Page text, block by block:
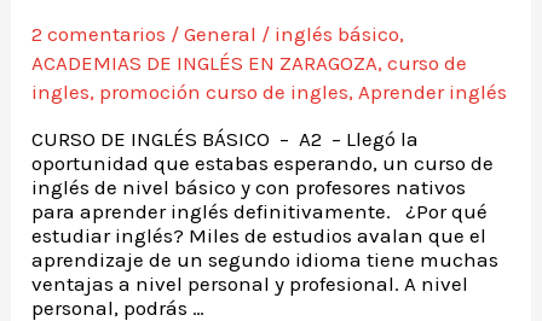
2 comentarios /General / inglés básico,
ACADEMIAS DE INGLÉS EN ZARAGOZA,curso de
ingles, promoción curso de ingles, Aprender inglés
CURSO DE INGLÉS BÁSICO – A2 – Llegó la
oportunidad que estabas esperando, un curso de
inglés de nivel básico y con profesores nativos
para aprender inglés definitivamente. ¿Por qué
estudiar inglés? Miles de estudios avalan que el
aprendizaje de un segundo idioma tiene muchas
ventajas a nivel personal y profesional. A nivel
personal, podrás …